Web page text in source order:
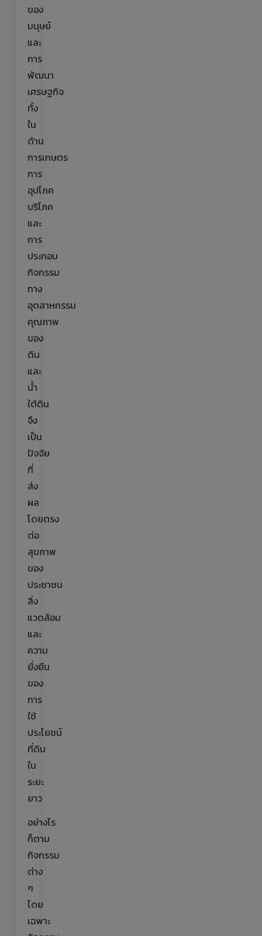
ของ
มนุษย์
และ
การ
พัฒนา
เศรษฐกิจ
ทั้ง
ใน
ด้าน
การเกษตร
การ
อุปโภค
บริโภค
และ
การ
ประกอบ
กิจกรรม
ทาง
อุตสาหกรรม
คุณภาพ
ของ
ดิน
และ
น้ำ
ใต้ดิน
จึง
เป็น
ปัจจัย
ที่
ส่ง
ผล
โดยตรง
ต่อ
สุขภาพ
ของ
ประชาชน
สิ่ง
แวดล้อม
และ
ความ
ยั่งยืน
ของ
การ
ใช้
ประโยชน์
ที่ดิน
ใน
ระยะ
ยาว
อย่างไร
ก็ตาม
กิจกรรม
ต่าง
ๆ
โดย
เฉพาะ